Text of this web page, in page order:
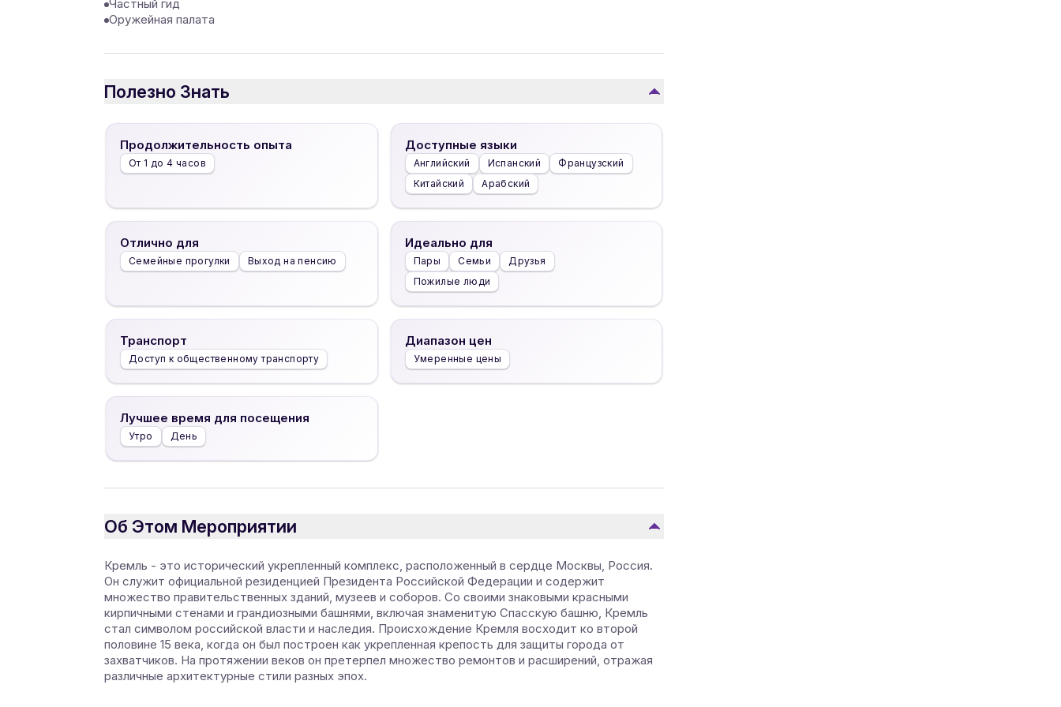
Частный гид
Оружейная палата
Полезно Знать
Продолжительность опыта
От 1 до 4 часов
Доступные языки
Английский Испанский
Французский
Китайский
Арабский
Отлично для
Семейные прогулки Выход на пенсию
Идеально для
Пары Семьи
Друзья
Пожилые люди
Транспорт
Доступ к общественному транспорту
Диапазон цен
Умеренные цены
Лучшее время для посещения
Утро День
Об Этом Мероприятии
Кремль - это исторический укрепленный комплекс, расположенный в сердце Москвы, Россия.
Он служит официальной резиденцией Президента Российской Федерации и содержит
множество правительственных зданий, музеев и соборов. Со своими знаковыми красными
кирпичными стенами и грандиозными башнями, включая знаменитую Спасскую башню, Кремль
стал символом российской власти и наследия. Происхождение Кремля восходит ко второй
половине 15 века, когда он был построен как укрепленная крепость для защиты города от
захватчиков. На протяжении веков он претерпел множество ремонтов и расширений, отражая
различные архитектурные стили разных эпох.